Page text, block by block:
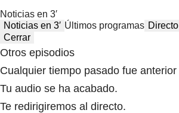
Noticias en 3′
Noticias en 3′ Últimos programas Directo
Cerrar
Otros episodios
Cualquier tiempo pasado fue anterior
Tu audio se ha acabado.
Te redirigiremos al directo.